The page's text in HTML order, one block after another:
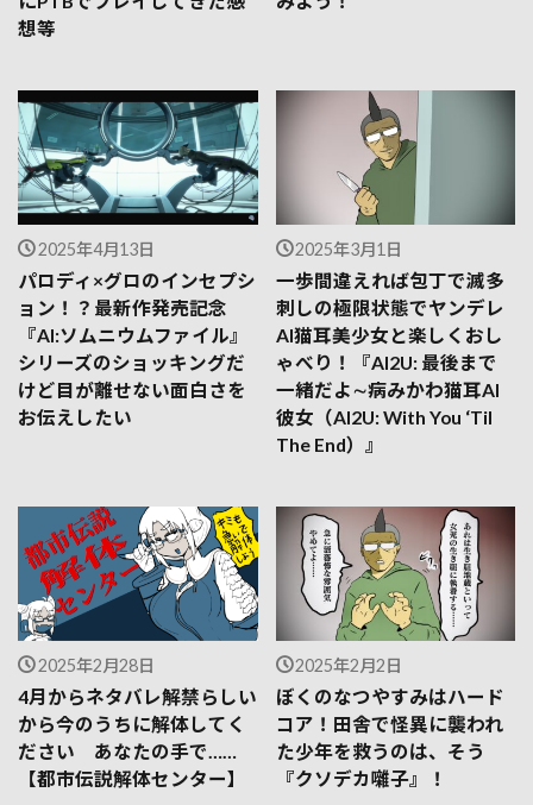
想等
2025年4月13日
パロディ×グロのインセプシ
ョン！？最新作発売記念
『AI:ソムニウムファイル』
シリーズのショッキングだ
けど目が離せない面白さを
お伝えしたい
2025年3月1日
一歩間違えれば包丁で滅多
刺しの極限状態でヤンデレ
AI猫耳美少女と楽しくおし
ゃべり！『AI2U: 最後まで
一緒だよ∼病みかわ猫耳AI
彼女（AI2U: With You ‘Til
The End）』
2025年2月28日
4月からネタバレ解禁らしい
から今のうちに解体してく
ださい あなたの手で……
【都市伝説解体センター】
2025年2月2日
ぼくのなつやすみはハード
コア！田舎で怪異に襲われ
た少年を救うのは、そう
『クソデカ囃子』！